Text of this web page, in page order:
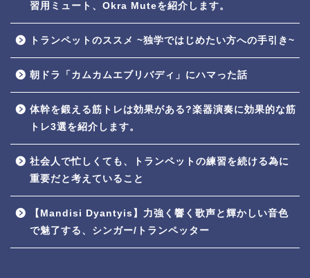
習用ミュート、Okra Muteを紹介します。
トランペットのススメ ~独学ではじめたい方への手引き~
朝ドラ「カムカムエブリバディ」にハマった話
体幹を鍛える筋トレは効果がある?楽器演奏に効果的な筋
トレ3選を紹介します。
社会人で忙しくても、トランペットの練習を続ける為に
重要だと考えていること
【Mandisi Dyantyis】力強く響く歌声と輝かしい音色
で魅了する、シンガー/トランペッター